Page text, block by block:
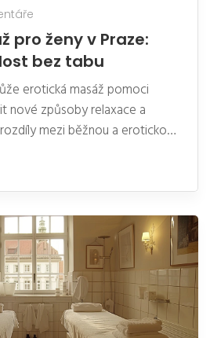
pro ženy v Praze:
bez tabu
erotická masáž pomoci
nové způsoby relaxace a
mezi běžnou a erotickou
salonu i konkrétní rady, jak
se na bezpečí, důvěru a
Najdete tu tipy, zajímavosti i
Čtenářky získají praktický
si užít masáž naplno.